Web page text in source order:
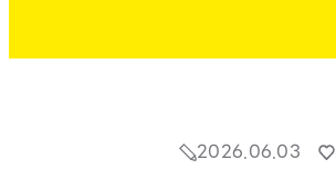
2026.06.03